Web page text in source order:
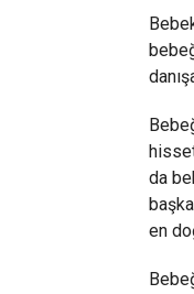
da
en